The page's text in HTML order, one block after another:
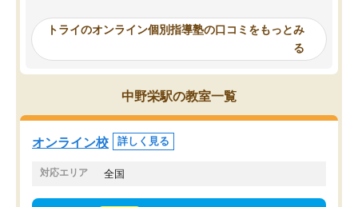
ったんですが、学生の先生から学ぶこ
み、徐々に成績が上がったらいいなと
思っていました。何が今足りないのか
を的確に指導いただき、子どももびっ
くりするほど楽しんでやる気を持って
塾を受けています。狙い通り、少しず
つ成績も上がり、苦手意識も無くなっ
てきたので、さらに苦手な数学も追加
でお願いしました。来年の高校受験に
らないところをピンポイ
頂いて、とてもわかり
していました。一生を
スト、多少お金がかかっ
トライのオンライン個別指導塾の口コミをもっとみ
る
中野栄駅の教室一覧
オンライン校 詳しく見る
対応エリア 全国